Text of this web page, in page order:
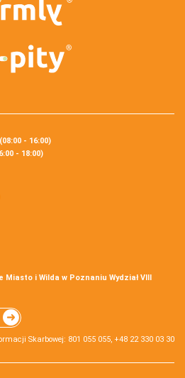
- 16:00)
- 18:00)
Miasto i Wilda w Poznaniu Wydział VIII
Skarbowej: 801 055 055, +48 22 330 03 30